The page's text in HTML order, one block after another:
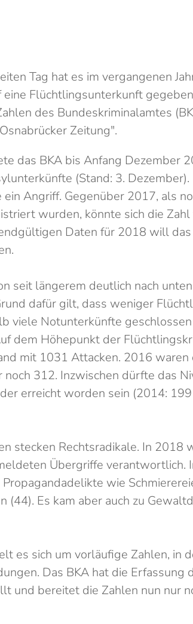
Tag hat es im vergangenen
eine Flüchtlingsunterkunft
des Bundeskriminalamtes
Zeitung".
das BKA bis Anfang Dezember
(Stand: 3.
ein Angriff. Gegenüber 2017, als
wurden, könnte sich die
Daten für 2018 will
seit längerem deutlich nach
dafür gilt, dass weniger
viele Notunterkünfte
dem Höhepunkt der
mit 1031 Attacken. 2016 waren
312. Inzwischen dürfte das
erreicht worden sein (2014:
stecken Rechtsradikale. In 2018
Übergriffe verantwortlich.
wie
(44). Es kam aber auch zu
es sich um vorläufige Zahlen, in
Das BKA hat die Erfassung
und bereitet die Zahlen nun nur